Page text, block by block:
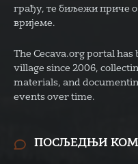
грађу, те биљежи приче
вријеме.
The Cecava.org portal
village since 2006,
materials, and
events over time.
ПОСЉЕДЊИ